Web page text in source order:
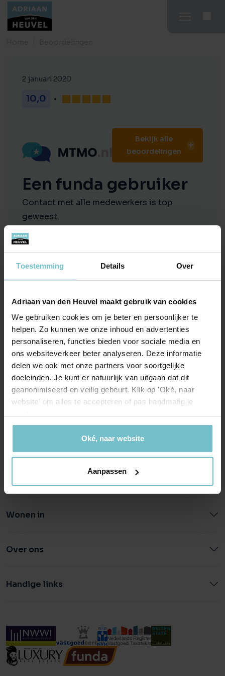
Toestemming Details Over
Adriaan van den Heuvel maakt gebruik van cookies
We gebruiken cookies om je beter en persoonlijker te
helpen. Zo kunnen we onze inhoud en advertenties
personaliseren, functies bieden voor sociale media en
ons websiteverkeer beter analyseren. Deze informatie
delen we ook met onze partners voor soortgelijke
doeleinden. Je kunt er natuurlijk van uitgaan dat dit
geanonimiseerd en veilig gebeurt. Klik op 'Oké, naar
website' om alles te accepteren of pas handmatig je
Oké, naar website
Aanpassen
2 januari 2020
10,0
Bekijk alle
beoordelingen
Een funda gebruiker
Contact met alle medewerkers is top
geweest.
Deskundigheid, betrokkenheid echt
geweldig
aanbevelen.
Onze kantoren
Helmond
Hoofdstraat 155
info@heuvel.nl
Eindhoven
Aalsterweg 134c
5615 CJ Eindhoven
eindhoven@heuvel.nl
040 - 78 20 849
Wonen in
Over ons
Handige links